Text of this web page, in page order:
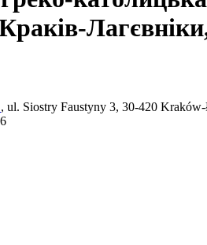
, ul. Siostry Faustyny 3, 30-420